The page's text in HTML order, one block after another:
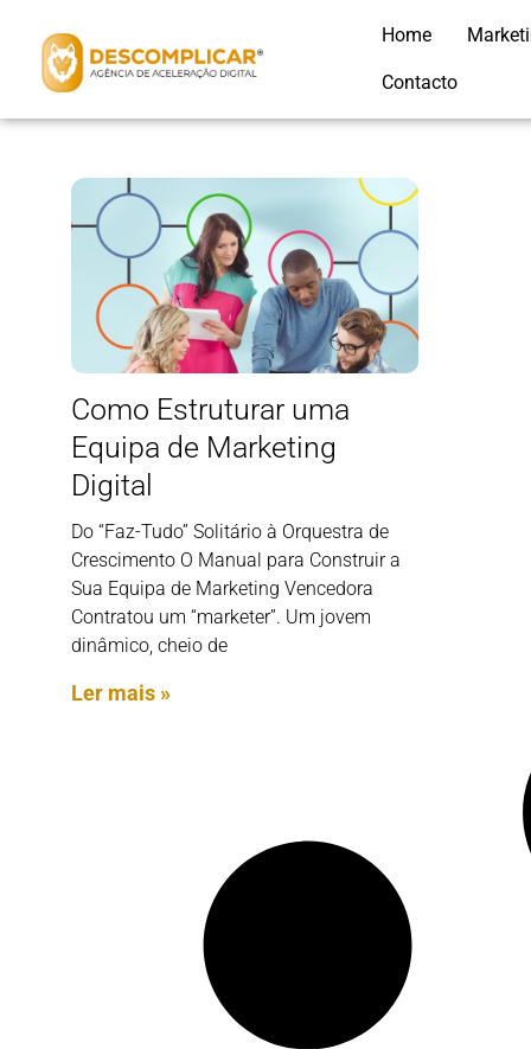
Home
Contacto
Como Estruturar uma
Equipa de Marketing
Digital
Do “Faz-Tudo” Solitário à Orquestra de
Crescimento O Manual para Construir a
Sua Equipa de Marketing Vencedora
Contratou um “marketer”. Um jovem
dinâmico, cheio de
Ler mais »